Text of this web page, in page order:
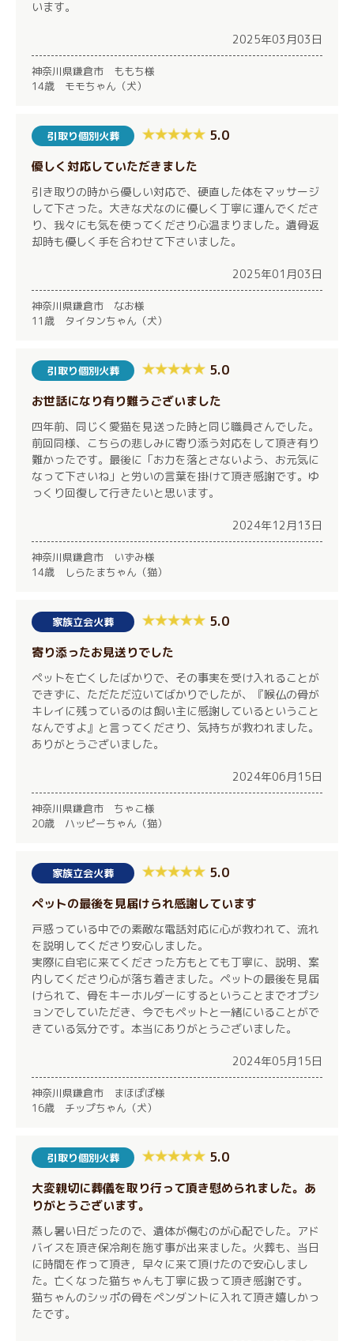
います。
2025年03月03日
神奈川県鎌倉市 ももち様
14歳 モモちゃん（犬）
引取り個別火葬 5.0
優しく対応していただきました
引き取りの時から優しい対応で、硬直した体をマッサージ
して下さった。大きな犬なのに優しく丁寧に運んでくださ
り、我々にも気を使ってくださり心温まりました。遺骨返
却時も優しく手を合わせて下さいました。
2025年01月03日
神奈川県鎌倉市 なお様
11歳 タイタンちゃん（犬）
引取り個別火葬 5.0
お世話になり有り難うございました
四年前、同じく愛猫を見送った時と同じ職員さんでした。
前回同様、こちらの悲しみに寄り添う対応をして頂き有り
難かったです。最後に「お力を落とさないよう、お元気に
なって下さいね」と労いの言葉を掛けて頂き感謝です。ゆ
っくり回復して行きたいと思います。
2024年12月13日
神奈川県鎌倉市 いずみ様
14歳 しらたまちゃん（猫）
家族立会火葬 5.0
寄り添ったお見送りでした
ペットを亡くしたばかりで、その事実を受け入れることが
できずに、ただただ泣いてばかりでしたが、『喉仏の骨が
キレイに残っているのは飼い主に感謝しているということ
なんですよ』と言ってくださり、気持ちが救われました。
ありがとうございました。
2024年06月15日
神奈川県鎌倉市 ちゃこ様
20歳 ハッピーちゃん（猫）
家族立会火葬 5.0
ペットの最後を見届けられ感謝しています
戸惑っている中での素敵な電話対応に心が救われて、流れ
を説明してくださり安心しました。
実際に自宅に来てくださった方もとても丁寧に、説明、案
内してくださり心が落ち着きました。ペットの最後を見届
けられて、骨をキーホルダーにするということまでオプシ
ョンでしていただき、今でもペットと一緒にいることがで
きている気分です。本当にありがとうございました。
2024年05月15日
神奈川県鎌倉市 まほぽぽ様
16歳 チップちゃん（犬）
引取り個別火葬 5.0
大変親切に葬儀を取り行って頂き慰められました。あ
りがとうございます。
蒸し暑い日だったので、遺体が傷むのが心配でした。アド
バイスを頂き保冷剤を施す事が出来ました。火葬も、当日
に時間を作って頂き，早々に来て頂けたので安心しまし
た。亡くなった猫ちゃんも丁寧に扱って頂き感謝です。
猫ちゃんのシッポの骨をペンダントに入れて頂き嬉しかっ
たです。